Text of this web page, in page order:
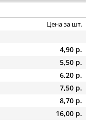
Цена за шт.
4,90 р.
5,50 р.
6,20 р.
7,50 р.
8,70 р.
16,00 р.